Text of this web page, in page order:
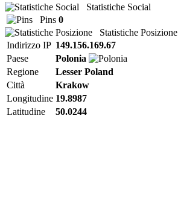
Statistiche Social
Pins 0
Statistiche Posizione
Indirizzo IP 149.156.169.67
Paese
Polonia
Regione
Lesser Poland
Città
Krakow
Longitudine 19.8987
Latitudine
50.0244